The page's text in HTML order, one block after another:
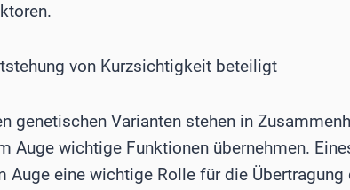
von Kurzsichtigkeit beteiligt
genetischen Varianten stehen in
Auge wichtige Funktionen übernehmen.
Auge eine wichtige Rolle für die